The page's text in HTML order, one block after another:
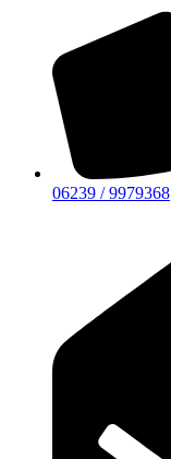
06239 / 9979368